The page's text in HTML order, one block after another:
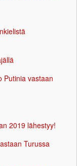
Putinia vastaan
2019 lähestyy!
Turussa